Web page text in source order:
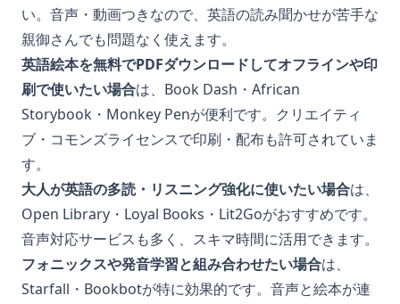
い。音声・動画つきなので、英語の読み聞かせが苦手な
親御さんでも問題なく使えます。
英語絵本を無料でPDFダウンロードしてオフラインや印
刷で使いたい場合は、Book Dash・African
Storybook・Monkey Penが便利です。クリエイティ
ブ・コモンズライセンスで印刷・配布も許可されていま
す。
大人が英語の多読・リスニング強化に使いたい場合は、
Open Library・Loyal Books・Lit2Goがおすすめです。
音声対応サービスも多く、スキマ時間に活用できます。
フォニックスや発音学習と組み合わせたい場合は、
Starfall・Bookbotが特に効果的です。音声と絵本が連